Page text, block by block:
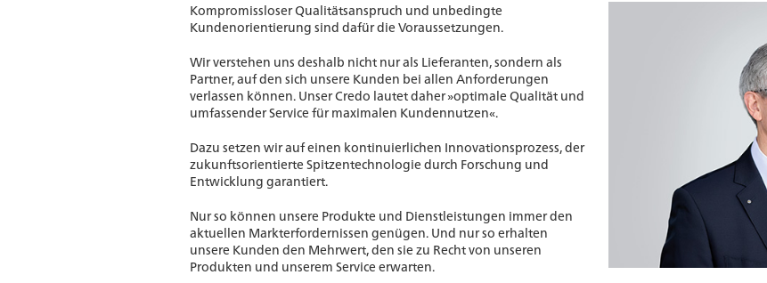
Kompromissloser Qualitätsanspruch und unbedingte
Kundenorientierung sind dafür die Voraussetzungen.
Wir verstehen uns deshalb nicht nur als Lieferanten, sondern als
Partner, auf den sich unsere Kunden bei allen Anforderungen
verlassen können. Unser Credo lautet daher »optimale Qualität und
umfassender Service für maximalen Kundennutzen«.
Dazu setzen wir auf einen kontinuierlichen Innovationsprozess, der
zukunftsorientierte Spitzentechnologie durch Forschung und
Entwicklung garantiert.
Nur so können unsere Produkte und Dienstleistungen immer den
aktuellen Markterfordernissen genügen. Und nur so erhalten
unsere Kunden den Mehrwert, den sie zu Recht von unseren
Produkten und unserem Service erwarten.